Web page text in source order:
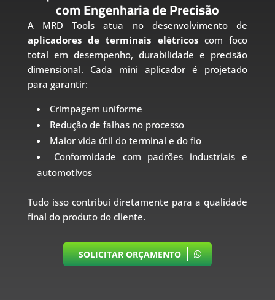
com Engenharia de Precisão
A MRD Tools atua no desenvolvimento de
aplicadores de terminais elétricoscom foco
total em desempenho, durabilidade e precisão
dimensional. Cada mini aplicador é projetado
para garantir:
Crimpagem uniforme
Redução de falhas no processo
Maior vida útil do terminal e do fio
Conformidade com padrões industriais e
automotivos
Tudo isso contribui diretamente para a qualidade
final do produto do cliente.
SOLICITAR ORÇAMENTO